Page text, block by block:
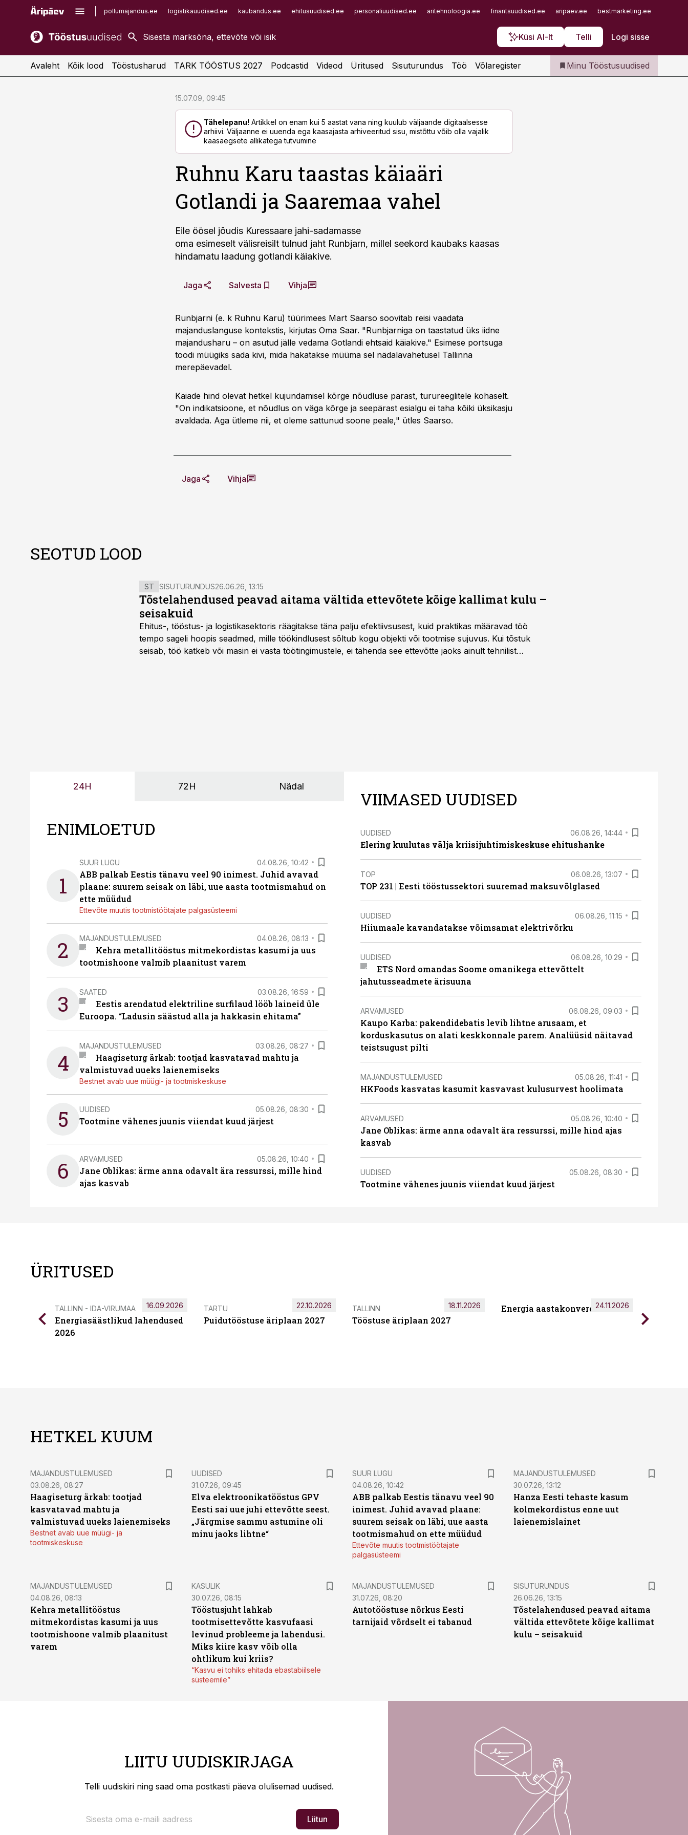
pollumajandus.ee logistikauudised.ee kaubandus.ee ehitusuudised.ee personaliuudised.ee aritehnoloogia.ee finantsuudised.ee aripaev.ee bestmarketing.ee
Küsi AI-lt Telli Logi sisse
kaubandus.ee
kinnisvarauudised.ee
imelineajalugu.ee
Infopank
Iseteenindus
Telli Tööstusuudised
Avaleht Kõik lood Tööstusharud TARK TÖÖSTUS 2027 Podcastid Videod Üritused Sisuturundus Töö Võlaregister Minu Tööstusuudised
15.07.09, 09:45
Tähelepanu! Artikkel on enam kui 5 aastat vana ning kuulub väljaande digitaalsesse
arhiivi. Väljaanne ei uuenda ega kaasajasta arhiveeritud sisu, mistõttu võib olla vajalik
kaasaegsete allikatega tutvumine
Ruhnu Karu taastas käiaäri
Gotlandi ja Saaremaa vahel
Eile öösel jõudis Kuressaare jahi-sadamasse
oma esimeselt välisreisilt tulnud jaht Runbjarn, millel seekord kaubaks kaasas
hindamatu laadung gotlandi käiakive.
Jaga Salvesta Vihja
Runbjarni (e. k Ruhnu Karu) tüürimees Mart Saarso soovitab reisi vaadata
majanduslanguse kontekstis, kirjutas Oma Saar. "Runbjarniga on taastatud üks iidne
majandusharu – on asutud jälle vedama Gotlandi ehtsaid käiakive." Esimese portsuga
toodi müügiks sada kivi, mida hakatakse müüma sel nädalavahetusel Tallinna
merepäevadel.
Käiade hind olevat hetkel kujundamisel kõrge nõudluse pärast, turureeglitele kohaselt.
"On indikatsioone, et nõudlus on väga kõrge ja seepärast esialgu ei taha kõiki üksikasju
avaldada. Aga ütleme nii, et oleme sattunud soone peale," ütles Saarso.
Jaga Vihja
SEOTUD LOOD
ST SISUTURUNDUS26.06.26, 13:15
Tõstelahendused peavad aitama vältida ettevõtete kõige kallimat kulu –
seisakuid
Ehitus-, tööstus- ja logistikasektoris räägitakse täna palju efektiivsusest, kuid praktikas määravad töö
tempo sageli hoopis seadmed, mille töökindlusest sõltub kogu objekti või tootmise sujuvus. Kui tõstuk
seisab, töö katkeb või masin ei vasta töötingimustele, ei tähenda see ettevõtte jaoks ainult tehnilist
24H 72H Nädal
ENIMLOETUD
1
SUUR LUGU 04.08.26, 10:42
ABB palkab Eestis tänavu veel 90 inimest. Juhid avavad
plaane: suurem seisak on läbi, uue aasta tootmismahud on
ette müüdud
Ettevõte muutis tootmistöötajate palgasüsteemi
2 MAJANDUSTULEMUSED 04.08.26, 08:13
Kehra metallitööstus mitmekordistas kasumi ja uus
tootmishoone valmib plaanitust varem
3 SAATED 03.08.26, 16:59
Eestis arendatud elektriline surfilaud lööb laineid üle
Euroopa. “Ladusin säästud alla ja hakkasin ehitama”
4
MAJANDUSTULEMUSED 03.08.26, 08:27
Haagiseturg ärkab: tootjad kasvatavad mahtu ja
valmistuvad uueks laienemiseks
Bestnet avab uue müügi- ja tootmiskeskuse
5 UUDISED 05.08.26, 08:30
Tootmine vähenes juunis viiendat kuud järjest
6 ARVAMUSED 05.08.26, 10:40
Jane Oblikas: ärme anna odavalt ära ressurssi, mille hind
ajas kasvab
VIIMASED UUDISED
UUDISED 06.08.26, 14:44
Elering kuulutas välja kriisijuhtimiskeskuse ehitushanke
TOP 06.08.26, 13:07
TOP 231 | Eesti tööstussektori suuremad maksuvõlglased
UUDISED 06.08.26, 11:15
Hiiumaale kavandatakse võimsamat elektrivõrku
UUDISED 06.08.26, 10:29
ETS Nord omandas Soome omanikega ettevõttelt
jahutusseadmete ärisuuna
ARVAMUSED 06.08.26, 09:03
Kaupo Karba: pakendidebatis levib lihtne arusaam, et
korduskasutus on alati keskkonnale parem. Analüüsid näitavad
teistsugust pilti
MAJANDUSTULEMUSED 05.08.26, 11:41
HKFoods kasvatas kasumit kasvavast kulusurvest hoolimata
ARVAMUSED 05.08.26, 10:40
Jane Oblikas: ärme anna odavalt ära ressurssi, mille hind ajas
kasvab
UUDISED 05.08.26, 08:30
Tootmine vähenes juunis viiendat kuud järjest
ÜRITUSED
TALLINN - IDA-VIRUMAA
Energiasäästlikud lahendused
2026
16.09.2026 TARTU
Puidutööstuse äriplaan 2027
22.10.2026 TALLINN
Tööstuse äriplaan 2027
18.11.2026 Energia aastakonverents 2026
24.11.2026
HETKEL KUUM
MAJANDUSTULEMUSED
03.08.26, 08:27
Haagiseturg ärkab: tootjad
kasvatavad mahtu ja
valmistuvad uueks laienemiseks
Bestnet avab uue müügi- ja
tootmiskeskuse
UUDISED
31.07.26, 09:45
Elva elektroonikatööstus GPV
Eesti sai uue juhi ettevõtte seest.
„Järgmise sammu astumine oli
minu jaoks lihtne“
SUUR LUGU
04.08.26, 10:42
ABB palkab Eestis tänavu veel 90
inimest. Juhid avavad plaane:
suurem seisak on läbi, uue aasta
tootmismahud on ette müüdud
Ettevõte muutis tootmistöötajate
palgasüsteemi
MAJANDUSTULEMUSED
30.07.26, 13:12
Hanza Eesti tehaste kasum
kolmekordistus enne uut
laienemislainet
MAJANDUSTULEMUSED
04.08.26, 08:13
Kehra metallitööstus
mitmekordistas kasumi ja uus
tootmishoone valmib plaanitust
varem
KASULIK
30.07.26, 08:15
Tööstusjuht lahkab
tootmisettevõtte kasvufaasi
levinud probleeme ja lahendusi.
Miks kiire kasv võib olla
ohtlikum kui kriis?
“Kasvu ei tohiks ehitada ebastabiilsele
süsteemile”
MAJANDUSTULEMUSED
31.07.26, 08:20
Autotööstuse nõrkus Eesti
tarnijaid võrdselt ei tabanud
ST
SISUTURUNDUS
26.06.26, 13:15
Tõstelahendused peavad aitama
vältida ettevõtete kõige kallimat
kulu – seisakuid
LIITU UUDISKIRJAGA
Telli uudiskiri ning saad oma postkasti päeva olulisemad uudised.
Liitun